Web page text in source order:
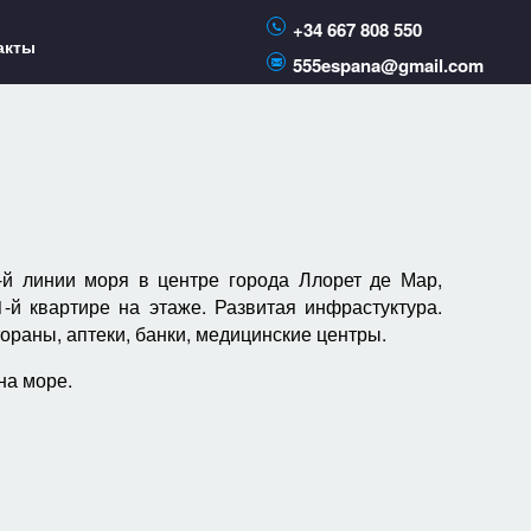
+34 667 808 550
555espana@gmail.com
моря в центре города Ллорет де Мар,
квартире на этаже. Развитая инфрастуктура.
аптеки, банки, медицинские центры.
море.